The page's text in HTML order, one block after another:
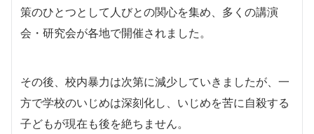
策のひとつとして人びとの関心を集め、多くの講演
会・研究会が各地で開催されました。
その後、校内暴力は次第に減少していきましたが、一
方で学校のいじめは深刻化し、いじめを苦に自殺する
子どもが現在も後を絶ちません。